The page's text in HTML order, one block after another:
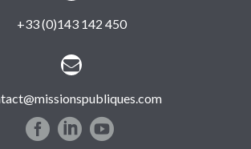
+33 (0)143 142 450

